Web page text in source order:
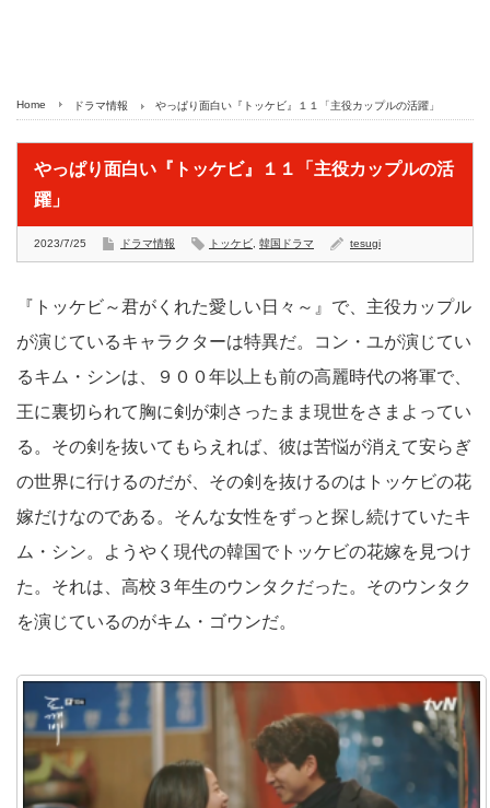
Home ドラマ情報 やっぱり面白い『トッケビ』１１「主役カップルの活躍」
やっぱり面白い『トッケビ』１１「主役カップルの活
躍」
2023/7/25 ドラマ情報 トッケビ 韓国ドラマ tesugi
『トッケビ～君がくれた愛しい日々～』で、主役カップル
が演じているキャラクターは特異だ。コン・ユが演じてい
るキム・シンは、９００年以上も前の高麗時代の将軍で、
王に裏切られて胸に剣が刺さったまま現世をさまよってい
る。その剣を抜いてもらえれば、彼は苦悩が消えて安らぎ
の世界に行けるのだが、その剣を抜けるのはトッケビの花
嫁だけなのである。そんな女性をずっと探し続けていたキ
ム・シン。ようやく現代の韓国でトッケビの花嫁を見つけ
た。それは、高校３年生のウンタクだった。そのウンタク
を演じているのがキム・ゴウンだ。